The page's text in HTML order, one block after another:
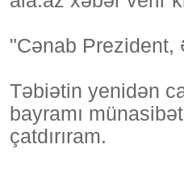
"Cənab Prezident,
Təbiətin yenidən
bayramı
çatdırıram.